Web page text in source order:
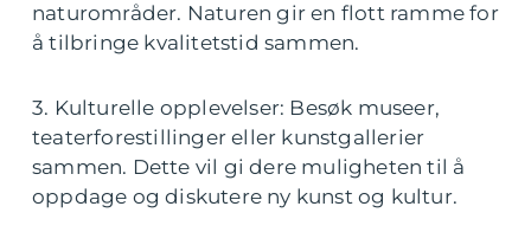
naturområder. Naturen gir en flott ramme for
å tilbringe kvalitetstid sammen.
3. Kulturelle opplevelser: Besøk museer,
teaterforestillinger eller kunstgallerier
sammen. Dette vil gi dere muligheten til å
oppdage og diskutere ny kunst og kultur.